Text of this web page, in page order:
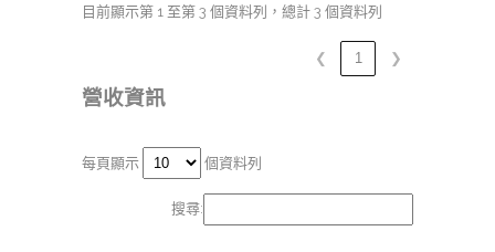
目前顯示第 1 至第 3 個資料列，總計 3 個資料列
❮ 1 ❯
營收資訊
每頁顯示 個資料列
搜尋: